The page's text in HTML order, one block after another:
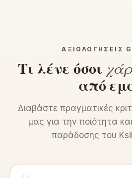
ΑΞΙΟΛΟΓΉΣΕΙΣ
Τι λένε όσοι
από
Διαβάστε πραγματικές
μας για την ποιότητα
παράδοσης του